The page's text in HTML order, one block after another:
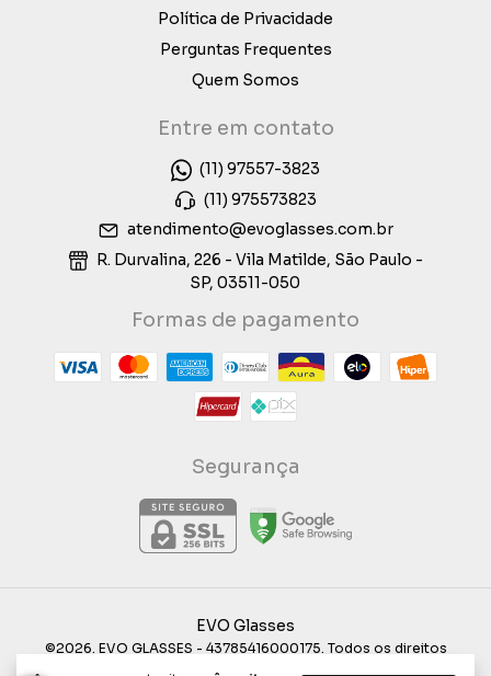
Política de Privacidade
Perguntas Frequentes
Quem Somos
Entre em contato
(11) 97557-3823
(11) 975573823
atendimento@evoglasses.com.br
R. Durvalina, 226 - Vila Matilde, São Paulo -
SP, 03511-050
Formas de pagamento
Segurança
EVO Glasses
©2026. EVO GLASSES - 43785416000175. Todos os direitos